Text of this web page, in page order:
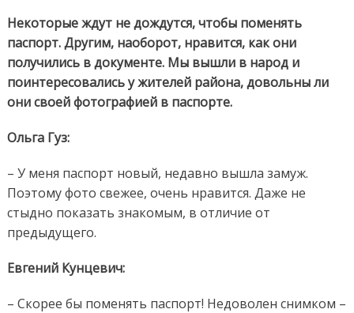
Некоторые ждут не дождутся, чтобы поменять
паспорт. Другим, наоборот, нравится, как они
получились в документе. Мы вышли в народ и
поинтересовались у жителей района, довольны ли
они своей фотографией в паспорте.
Ольга Гуз:
– У меня паспорт новый, недавно вышла замуж.
Поэтому фото свежее, очень нравится. Даже не
стыдно показать знакомым, в отличие от
предыдущего.
Евгений Кунцевич:
– Скорее бы поменять паспорт! Недоволен снимком –